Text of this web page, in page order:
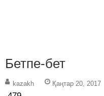
Бетпе-бет
kazakh Қаңтар 20, 2017